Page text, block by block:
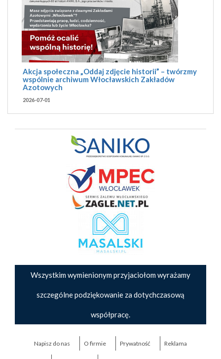
Akcja społeczna „Oddaj zdjęcie historii” – twórzmy
wspólnie archiwum Włocławskich Zakładów
Azotowych
2026-07-01
Wszystkim wymienionym przyjaciołom wyrażamy
szczególne podziękowanie za dotychczasową
współpracę.
Napisz do nas O firmie Prywatność Reklama